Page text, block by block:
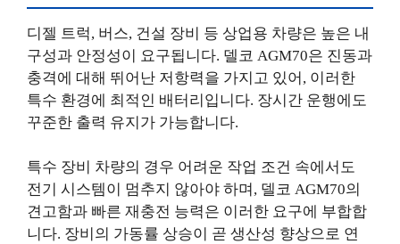
디젤 트럭, 버스, 건설 장비 등 상업용 차량은 높은 내
구성과 안정성이 요구됩니다. 델코 AGM70은 진동과
충격에 대해 뛰어난 저항력을 가지고 있어, 이러한
특수 환경에 최적인 배터리입니다. 장시간 운행에도
꾸준한 출력 유지가 가능합니다.
특수 장비 차량의 경우 어려운 작업 조건 속에서도
전기 시스템이 멈추지 않아야 하며, 델코 AGM70의
견고함과 빠른 재충전 능력은 이러한 요구에 부합합
니다. 장비의 가동률 상승이 곧 생산성 향상으로 연